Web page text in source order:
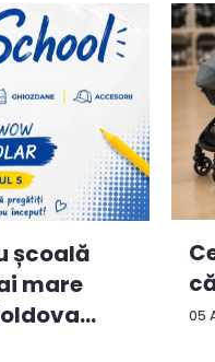
școală
mare
05